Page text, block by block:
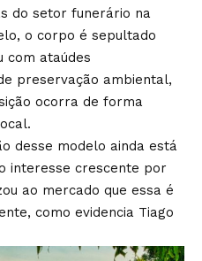
do setor funerário na
o corpo é sepultado
com ataúdes
preservação ambiental,
ocorra de forma
desse modelo ainda está
interesse crescente por
ao mercado que essa é
como evidencia Tiago